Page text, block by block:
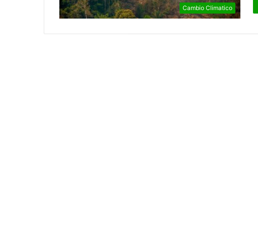
Cambio Climatico